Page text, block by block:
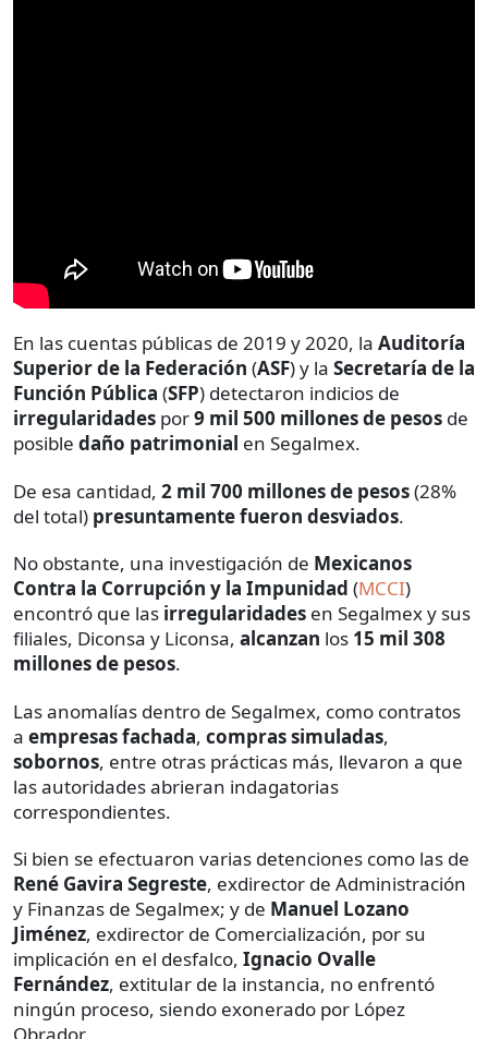
En las cuentas públicas de 2019 y 2020, la Auditoría
Superior de la Federación (ASF) y la Secretaría de la
Función Pública (SFP) detectaron indicios de
irregularidades por9 mil 500 millones de pesos de
posible daño patrimonial en Segalmex.
De esa cantidad, 2 mil 700 millones de pesos(28%
del total) presuntamente fueron desviados.
No obstante, una investigación de Mexicanos
Contra la Corrupción y la Impunidad (MCCI)
encontró que las irregularidades en Segalmex y sus
filiales, Diconsa y Liconsa, alcanzan los 15 mil 308
millones de pesos.
Las anomalías dentro de Segalmex, como contratos
a empresas fachada, compras simuladas,
sobornos, entre otras prácticas más, llevaron a que
las autoridades abrieran indagatorias
correspondientes.
Si bien se efectuaron varias detenciones como las de
René Gavira Segreste, exdirector de Administración
y Finanzas de Segalmex; y de Manuel Lozano
Jiménez, exdirector de Comercialización, por su
implicación en el desfalco, Ignacio Ovalle
Fernández, extitular de la instancia, no enfrentó
ningún proceso, siendo exonerado por López
Obrador.